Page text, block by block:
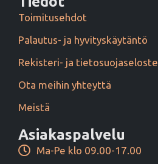
Toimitusehdot
Palautus- ja hyvityskäytäntö
Rekisteri- ja tietosuojaseloste
Ota meihin yhteyttä
Meistä
Asiakaspalvelu
Ma-Pe klo 09.00-17.00